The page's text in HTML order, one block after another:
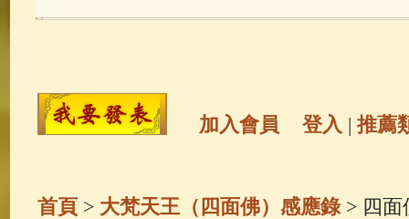
玉曆寶鈔(236) 地藏經(225)
高僧故事 (141) 放生護生 (133)
加入會員 登入 | 推薦
首頁> 大梵天王（四面佛）感應錄> 四面